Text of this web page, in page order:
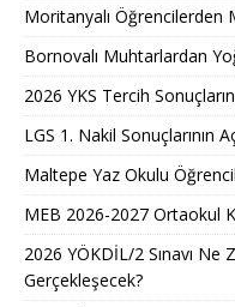
Moritanyalı Öğrencilerden
Bornovalı Muhtarlardan
2026 YKS Tercih
LGS 1. Nakil Sonuçlarının
Maltepe Yaz Okulu
MEB 2026-2027 Ortaokul
2026 YÖKDİL/2 Sınavı Ne
Gerçekleşecek?